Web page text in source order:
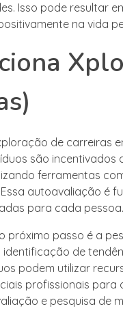
Isso pode resultar
na vida
de carreiras
são incentivados
ferramentas
autoavaliação é
para cada pessoa.
próximo passo é a
identificação de
podem utilizar
profissionais para
e pesquisa de